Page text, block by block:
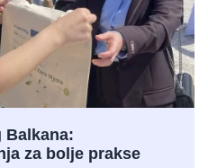
Balkana:
za bolje prakse